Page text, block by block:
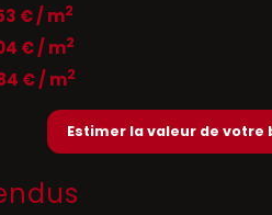
€ / m2
€ / m2
€ / m2
Estimer la valeur de votre